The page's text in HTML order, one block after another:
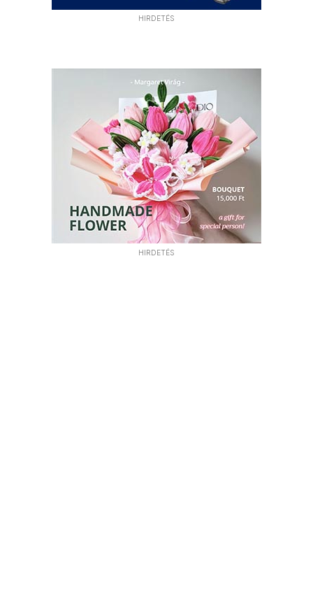
HIRDETÉS
HIRDETÉS